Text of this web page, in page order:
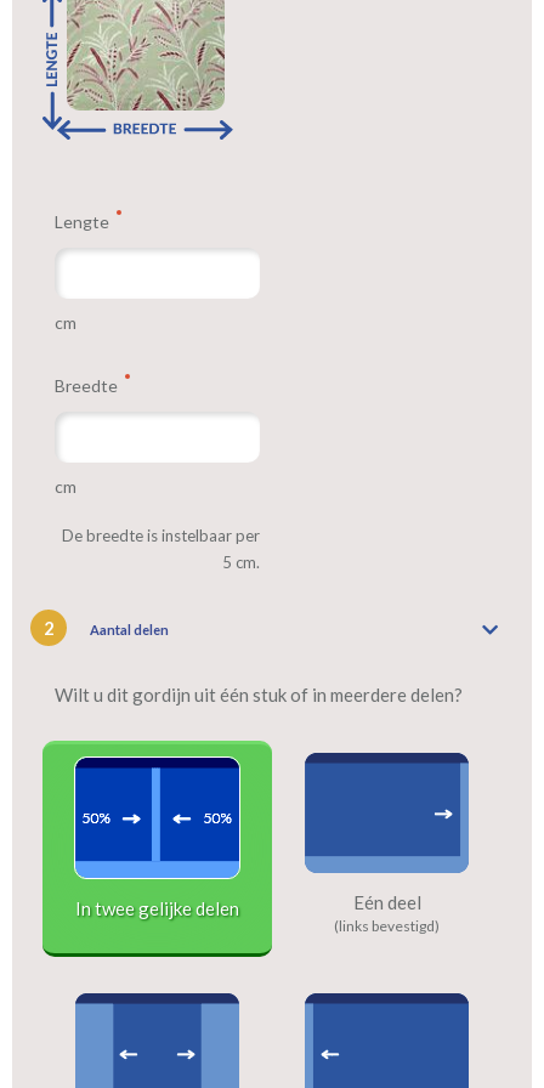
Lengte
cm
Breedte
cm
De breedte is instelbaar per
5 cm.
2 Aantal delen
Wilt u dit gordijn uit één stuk of in meerdere delen?
In twee gelijke delen Eén deel
(links bevestigd)